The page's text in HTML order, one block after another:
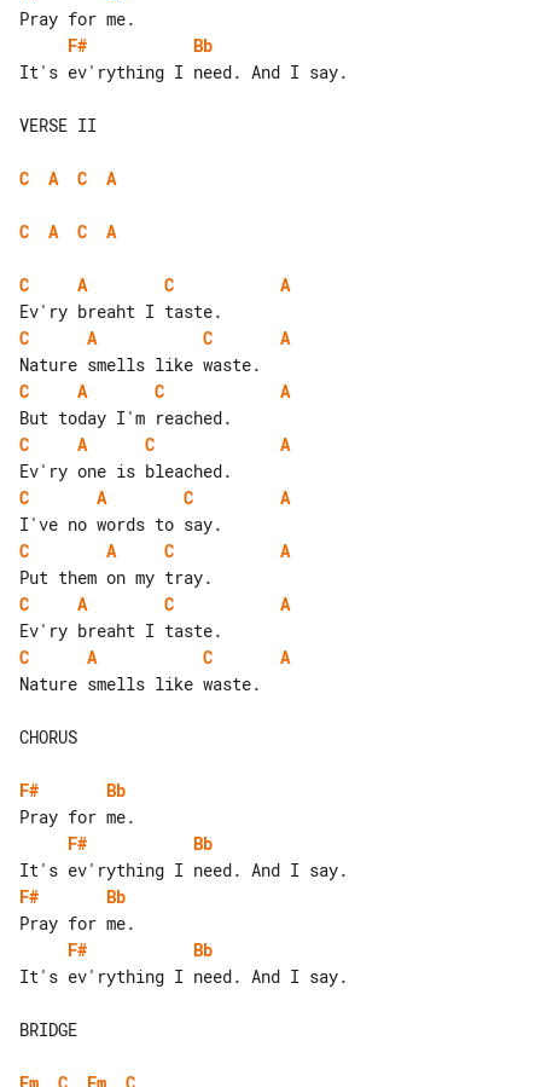
F#
Bb
It's ev'rything I need. And I say.
VERSE II
C A C A
C A C A
C A C
A
C
A C
A
C
A C
A
C
A C
A
C
A C
A
C
A C
A
C
A C
A
C
A C
A
Nature smells like waste.
CHORUS
F#
Bb
F#
Bb
F#
Bb
F#
Bb
It's ev'rything I need. And I say.
BRIDGE